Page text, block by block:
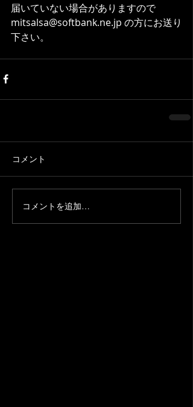
届いていない場合がありますので
mitsalsa@softbank.ne.jp の方にお送り
下さい。
コメント
コメントを追加…